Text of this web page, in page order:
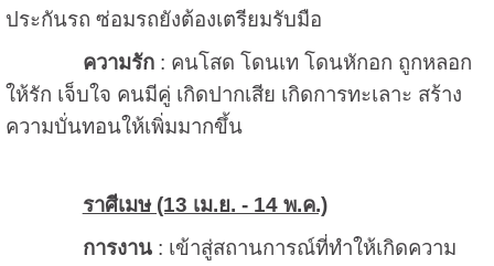
ประกันรถ ซ่อมรถยังต้องเตรียมรับมือ
ความรัก: คนโสด โดนเท โดนหักอก ถูกหลอก
ให้รัก เจ็บใจ คนมีคู่ เกิดปากเสีย เกิดการทะเลาะ สร้าง
ความบั่นทอนให้เพิ่มมากขึ้น
ราศีเมษ (13 เม.ย. - 14 พ.ค.)
การงาน: เข้าสู่สถานการณ์ที่ทำให้เกิดความ